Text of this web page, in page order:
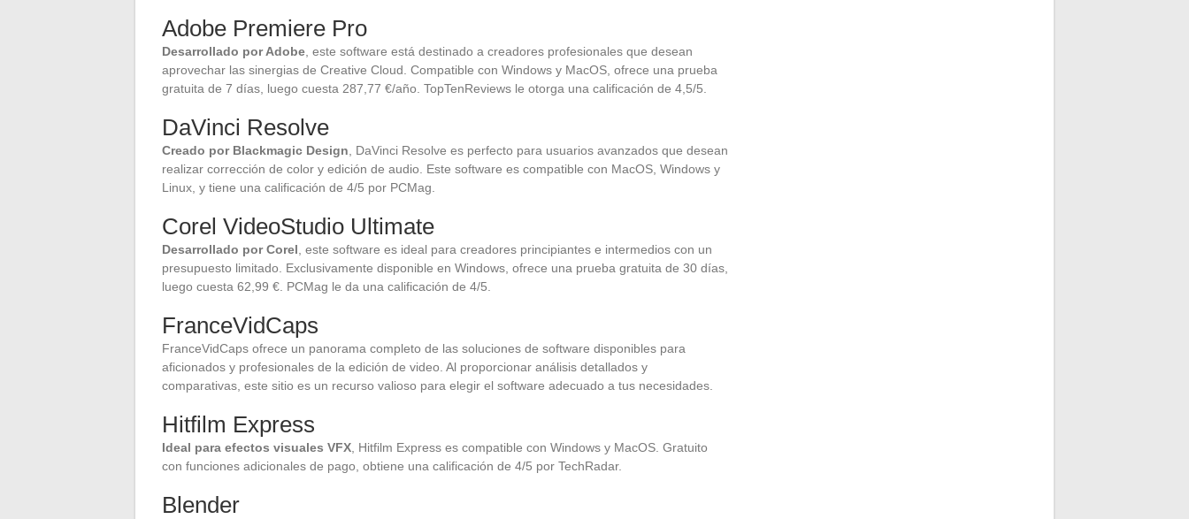
Adobe Premiere Pro
Desarrollado por Adobe , este software está destinado a creadores profesionales que desean
aprovechar las sinergias de Creative Cloud. Compatible con Windows y MacOS, ofrece una prueba
gratuita de 7 días, luego cuesta 287,77 €/año. TopTenReviews le otorga una calificación de 4,5/5.
DaVinci Resolve
Creado por Blackmagic Design , DaVinci Resolve es perfecto para usuarios avanzados que desean
realizar corrección de color y edición de audio. Este software es compatible con MacOS, Windows y
Linux, y tiene una calificación de 4/5 por PCMag.
Corel VideoStudio Ultimate
Desarrollado por Corel , este software es ideal para creadores principiantes e intermedios con un
presupuesto limitado. Exclusivamente disponible en Windows, ofrece una prueba gratuita de 30 días,
luego cuesta 62,99 €. PCMag le da una calificación de 4/5.
FranceVidCaps
FranceVidCaps ofrece un panorama completo de las soluciones de software disponibles para
aficionados y profesionales de la edición de video. Al proporcionar análisis detallados y
comparativas, este sitio es un recurso valioso para elegir el software adecuado a tus necesidades.
Hitfilm Express
Ideal para efectos visuales VFX , Hitfilm Express es compatible con Windows y MacOS. Gratuito
con funciones adicionales de pago, obtiene una calificación de 4/5 por TechRadar.
Blender